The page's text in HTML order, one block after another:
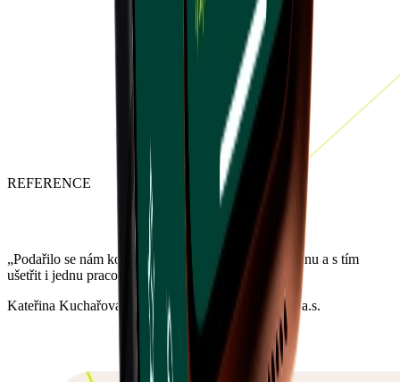
REFERENCE
„Podařilo se nám kompletně zrušit hotovostní pokladnu a s tím
ušetřit i jednu pracovní pozici."
Kateřina Kuchařová – finanční ředitelka, CENTRA a.s.